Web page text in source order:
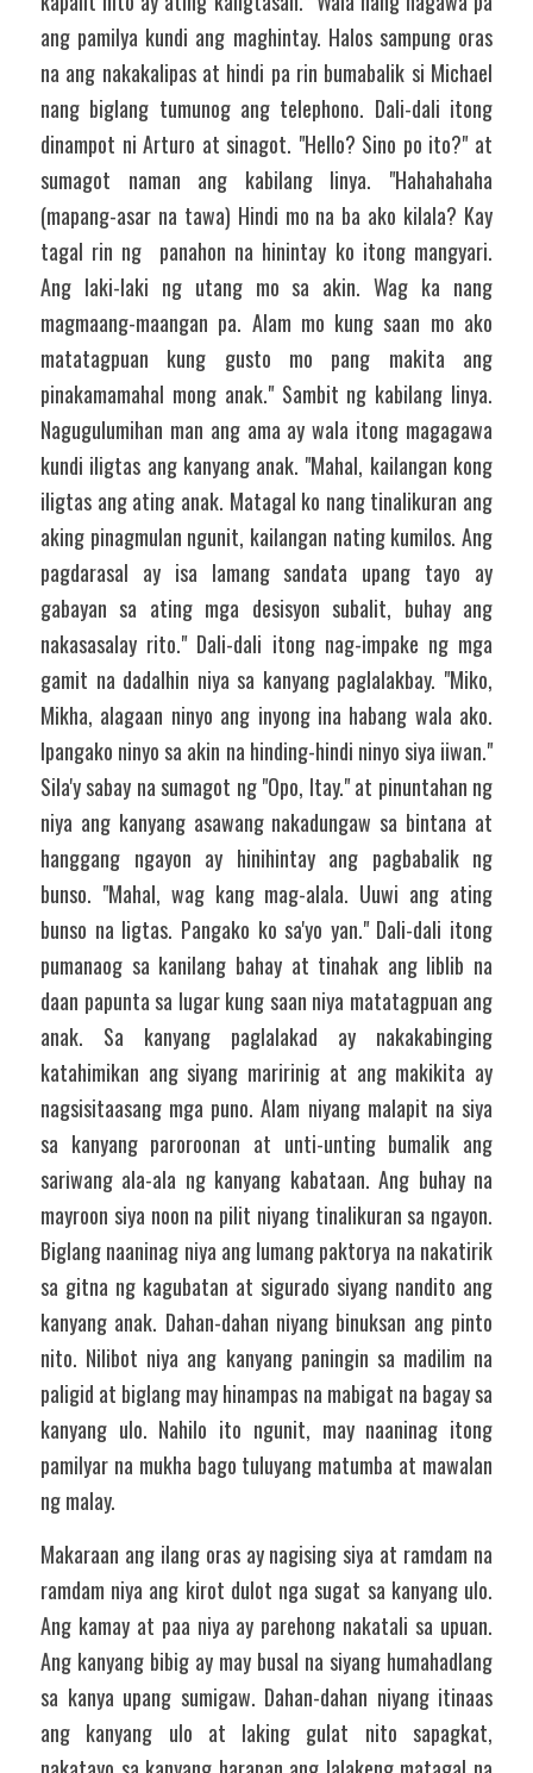
ang pamilya kundi ang maghintay. Halos sampung oras
na ang nakakalipas at hindi pa rin bumabalik si Michael
nang biglang tumunog ang telephono. Dali-dali itong
dinampot ni Arturo at sinagot. "Hello? Sino po ito?" at
sumagot naman ang kabilang linya. "Hahahahaha
(mapang-asar na tawa) Hindi mo na ba ako kilala? Kay
tagal rin ng  panahon na hinintay ko itong mangyari.
Ang laki-laki ng utang mo sa akin. Wag ka nang
magmaang-maangan pa. Alam mo kung saan mo ako
matatagpuan kung gusto mo pang makita ang
pinakamamahal mong anak." Sambit ng kabilang linya.
Nagugulumihan man ang ama ay wala itong magagawa
kundi iligtas ang kanyang anak. "Mahal, kailangan kong
iligtas ang ating anak. Matagal ko nang tinalikuran ang
aking pinagmulan ngunit, kailangan nating kumilos. Ang
pagdarasal ay isa lamang sandata upang tayo ay
gabayan sa ating mga desisyon subalit, buhay ang
nakasasalay rito." Dali-dali itong nag-impake ng mga
gamit na dadalhin niya sa kanyang paglalakbay. "Miko,
Mikha, alagaan ninyo ang inyong ina habang wala ako.
Ipangako ninyo sa akin na hinding-hindi ninyo siya iiwan."
Sila'y sabay na sumagot ng "Opo, Itay." at pinuntahan ng
niya ang kanyang asawang nakadungaw sa bintana at
hanggang ngayon ay hinihintay ang pagbabalik ng
bunso. "Mahal, wag kang mag-alala. Uuwi ang ating
bunso na ligtas. Pangako ko sa'yo yan." Dali-dali itong
pumanaog sa kanilang bahay at tinahak ang liblib na
daan papunta sa lugar kung saan niya matatagpuan ang
anak. Sa kanyang paglalakad ay nakakabinging
katahimikan ang siyang maririnig at ang makikita ay
nagsisitaasang mga puno. Alam niyang malapit na siya
sa kanyang paroroonan at unti-unting bumalik ang
sariwang ala-ala ng kanyang kabataan. Ang buhay na
mayroon siya noon na pilit niyang tinalikuran sa ngayon.
Biglang naaninag niya ang lumang paktorya na nakatirik
sa gitna ng kagubatan at sigurado siyang nandito ang
kanyang anak. Dahan-dahan niyang binuksan ang pinto
nito. Nilibot niya ang kanyang paningin sa madilim na
paligid at biglang may hinampas na mabigat na bagay sa
kanyang ulo. Nahilo ito ngunit, may naaninag itong
pamilyar na mukha bago tuluyang matumba at mawalan
ng malay.
Makaraan ang ilang oras ay nagising siya at ramdam na
ramdam niya ang kirot dulot nga sugat sa kanyang ulo.
Ang kamay at paa niya ay parehong nakatali sa upuan.
Ang kanyang bibig ay may busal na siyang humahadlang
sa kanya upang sumigaw. Dahan-dahan niyang itinaas
ang kanyang ulo at laking gulat nito sapagkat,